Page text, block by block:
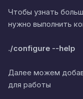
Чтобы узнать
нужно выполнить
./configure --help
Далее можем
для работы